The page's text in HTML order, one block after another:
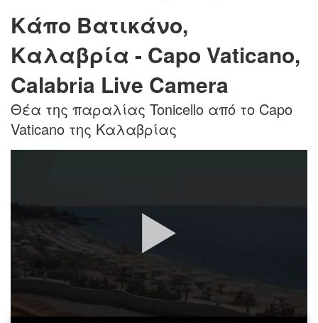
Κάπο Βατικάνο,
Καλαβρία - Capo Vaticano,
Calabria Live Camera
Θέα της παραλίας Tonicello από το Capo
Vaticano της Καλαβρίας